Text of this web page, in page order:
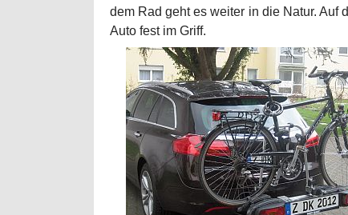
dem Rad geht es weiter in die Natur. Auf
Auto fest im Griff.